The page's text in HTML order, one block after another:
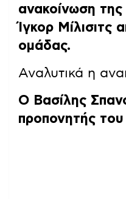
ανακοίνωση
Ίγκορ Μίλισιτς
ομάδας.
Αναλυτικά η
Ο Βασίλης
προπονητής